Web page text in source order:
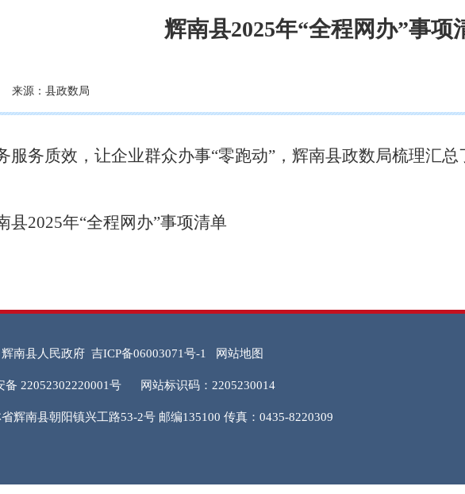
辉南县2025年“全程网办”事项
来源：县政数局
服务质效， 让企业群众办事“零跑动”， 辉南县政数局梳理汇总
县2025年“全程网办”事项清单
南县人民政府 吉ICP备06003071号-1 网站地图
备 22052302220001号 网站标识码：2205230014
辉南县朝阳镇兴工路53-2号 邮编135100 传真：0435-8220309